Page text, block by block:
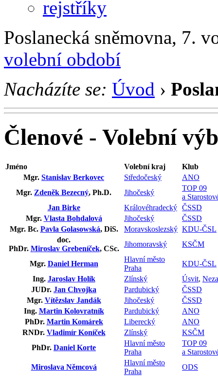
rejstříky
Poslanecká sněmovna, 7.
volební období
Nacházíte se: Úvod ›
Členové - Volební
Jméno Volební kraj
Klub
Mgr. Stanislav Berkovec Středočeský
ANO
Mgr. Zdeněk Bezecný, Ph.D. Jihočeský
TOP 09
a
Jan Birke
Královéhradecký ČSSD
Mgr. Vlasta Bohdalová Jihočeský
ČSSD
Mgr. Bc. Pavla Golasowská, DiS. Moravskoslezský KDU-ČSL
doc.
PhDr. Miroslav Grebeníček, CSc.
Jihomoravský KSČM
Mgr. Daniel Herman
Hlavní město
Praha
KDU-ČSL
Ing. Jaroslav Holík Zlínský Úsvit,
JUDr. Jan Chvojka Pardubický
ČSSD
Mgr. Vítězslav Jandák Jihočeský
ČSSD
Ing. Martin Kolovratník Pardubický
ANO
PhDr. Martin Komárek Liberecký
ANO
RNDr. Vladimír Koníček Zlínský
KSČM
PhDr. Daniel Korte
Hlavní město
Praha
TOP 09
a
Miroslava Němcová
Hlavní město
Praha
ODS